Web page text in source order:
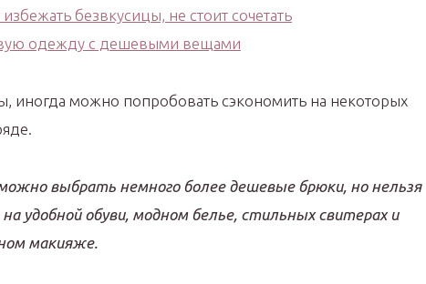
иногда можно попробовать сэкономить на некоторых
выбрать немного более дешевые брюки, но нельзя
удобной обуви, модном белье, стильных свитерах и
макияже.